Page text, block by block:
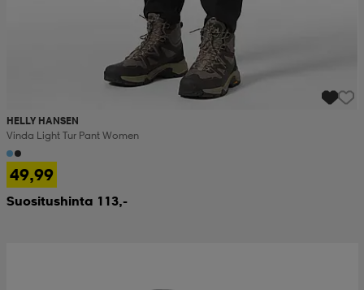
HELLY HANSEN
Vinda Light Tur Pant Women
49,99
Suositushinta 113,-